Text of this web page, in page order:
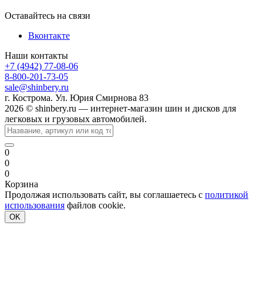
Оставайтесь на связи
Вконтакте
Наши контакты
+7 (4942) 77-08-06
8-800-201-73-05
sale@shinbery.ru
г. Кострома. Ул. Юрия Смирнова 83
2026 © shinbery.ru — интернет-магазин шин и дисков для
легковых и грузовых автомобилей.
0
0
0
Корзина
Продолжая использовать сайт, вы соглашаетесь с политикой
использования файлов cookie.
OK